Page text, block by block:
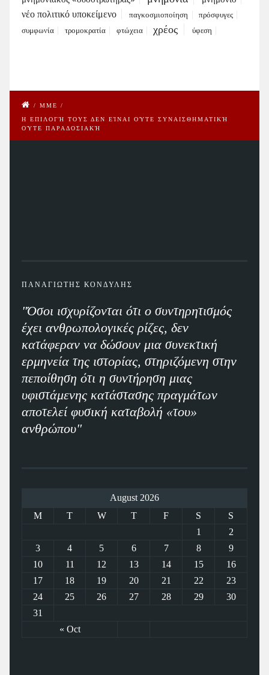
νέο πολιτικό υποκείμενο παγκοσμιοποίηση
πρόσφυγες
συμφωνία
τρομοκρατία φτώχεια χρέος ύφεση
/ ΜΜΕ /
Η ΕΠΙΛΟΓΉ ΤΟΥΣ ΔΕΝ ΕΊΝΑΙ ΟΎΤΕ ΣΥΝΑΙΣΘΗΜΑΤΙΚΉ
ΟΎΤΕ ΠΑΡΑΔΟΣΙΑΚΉ
ΠΑΝΑΓΙΩΤΗΣ ΚΟΝΔΥΛΗΣ
"Όσοι ισχυρίζονται ότι ο συντηρητισμός
έχει ανθρωπολογικές ρίζες, δεν
κατάφεραν να δώσουν μια συνεκτική
ερμηνεία της ιστορίας, στηριζόμενη στην
πεποίθηση ότι η συντήρηση μιας
υφιστάμενης κατάστασης πραγμάτων
αποτελεί φυσική καταβολή «του»
ανθρώπου"
August 2026
M
T W T F S S
« Oct
1
2
3
4 5 6 7 8
9
10
11 12 13 14 15
16
17
18 19 20 21 22
23
24
25 26 27 28 29
30
31